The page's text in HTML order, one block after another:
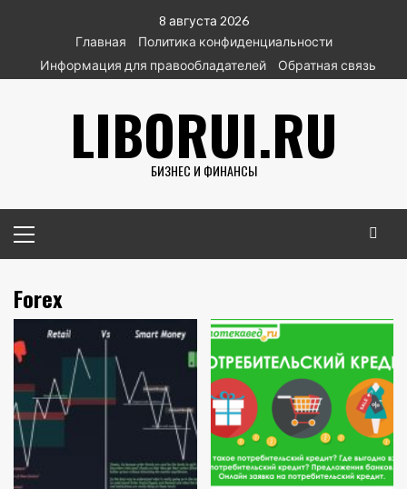
содержимому
8 августа 2026
Главная
Политика конфиденциальности
Информация для правообладателей
Обратная связь
LIBORUI.RU
БИЗНЕС И ФИНАНСЫ
меню
Forex